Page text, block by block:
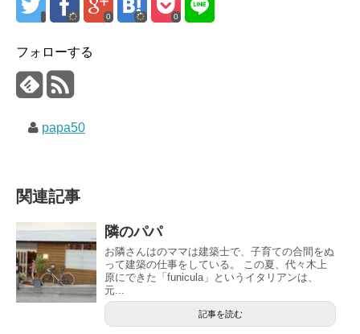
0 0
フォローする
papa50
関連記事
隣のパパ
お隣さんはのママは建築士で、子育ての合間をぬ
って建築の仕事をしている。 この夏、代々木上
原にできた「funicula」というイタリアンは、
元...
記事を読む